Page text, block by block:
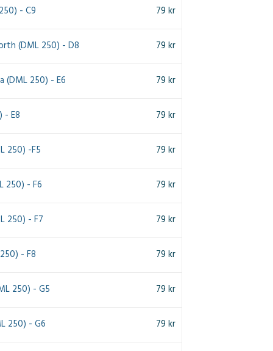
- C9 79 kr
(DML 250) - D8 79 kr
(DML 250) - E6 79 kr
- E8 79 kr
250) -F5 79 kr
250) - F6 79 kr
250) - F7 79 kr
- F8 79 kr
250) - G5 79 kr
250) - G6 79 kr